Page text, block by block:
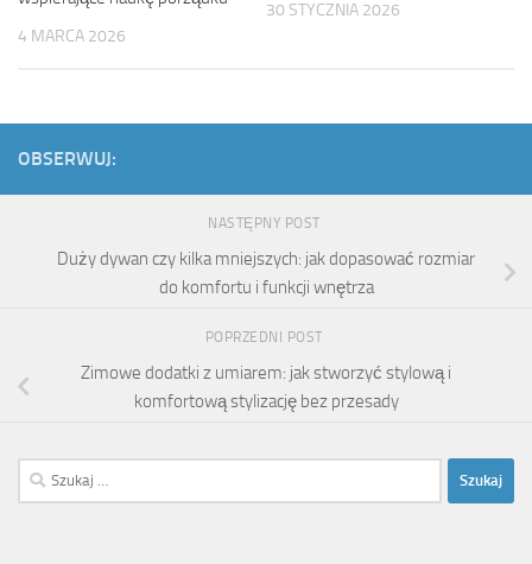
4 MARCA 2026
30 STYCZNIA 2026
OBSERWUJ:
NASTĘPNY POST
Duży dywan czy kilka mniejszych: jak dopasować rozmiar
do komfortu i funkcji wnętrza
POPRZEDNI POST
Zimowe dodatki z umiarem: jak stworzyć stylową i
komfortową stylizację bez przesady
Szukaj: